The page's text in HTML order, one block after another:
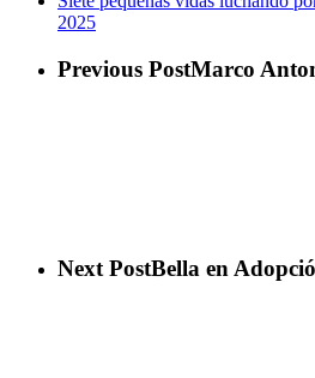
2025
Previous PostMarco
Next PostBella en